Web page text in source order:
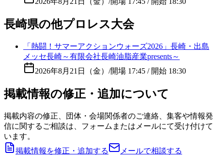
長崎県の他プロレス大会
「熱闘！サマーアクションウォーズ2026」長崎・出島
メッセ長崎～有限会社長崎油脂産業presents～
2026年8月21日（金） /開場 17:45 / 開始 18:30
掲載情報の修正・追加について
掲載内容の修正、団体・会場関係者のご連絡、集客や情報発
信に関するご相談は、フォームまたはメールにて受け付けて
います。
掲載情報を修正・追加する
メールで相談する